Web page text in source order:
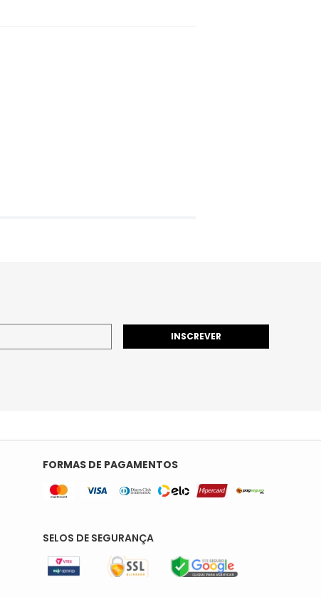
INSCREVER
FORMAS DE PAGAMENTOS
SELOS DE SEGURANÇA